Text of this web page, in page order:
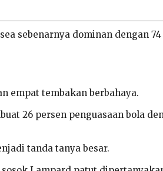
sebenarnya dominan dengan 74
empat tembakan berbahaya.
26 persen penguasaan bola
tanda tanya besar.